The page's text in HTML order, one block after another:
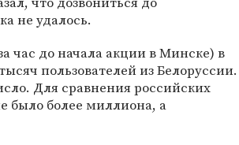
не удалось.
час до начала акции в Минске) в
пользователей из Белоруссии.
Для сравнения российских
было более миллиона, а